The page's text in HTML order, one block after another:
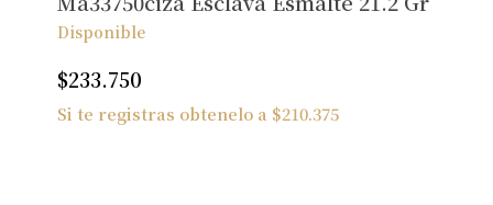
Disponible
$233.750
Si te registras obtenelo a $210.375